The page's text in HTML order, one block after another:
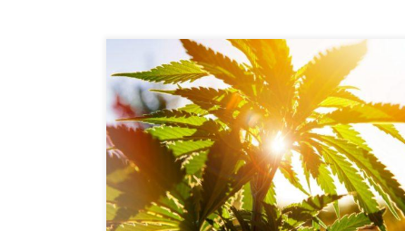
Kobiety, które używają marihuanę zazwyczaj stosują
metodę prób i błędów, aby ustalić, jakie odmiany
marihuany mogą im pomóc. Obecnie nie ma odmian
cannabis, które zawierają wystarczającą ilość CBD,
która zalecana jest do łagodzenia objawów i stanów
powszechnie występujących podczas menopauzy. W
związku z tym, proponuje się rozwiązania, które łączą
zarówno […]